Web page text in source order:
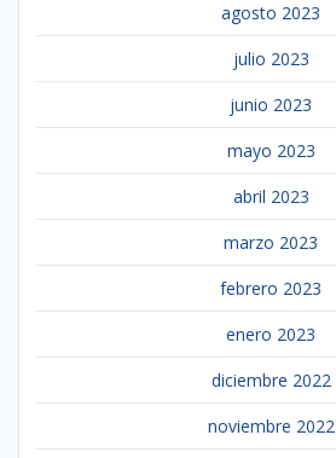
agosto 2023
julio 2023
junio 2023
mayo 2023
abril 2023
marzo 2023
febrero 2023
enero 2023
diciembre 2022
noviembre 2022